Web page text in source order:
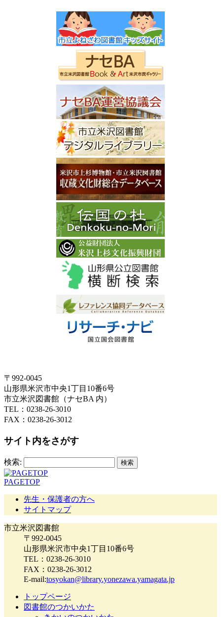
〒992-0045
山形県米沢市中央1丁目10番6号
市立米沢図書館（ナセBA 内）
TEL：0238-26-3010
FAX：0238-26-3012
サイト内をさがす
検索:
PAGETOP
先生・保護者の方へ
サイトマップ
市立米沢図書館
〒992-0045
山形県米沢市中央1丁目10番6号
TEL：0238-26-3010
FAX：0238-26-3012
E-mail:tosyokan@library.yonezawa.yamagata.jp
トップページ
図書館のつかいかた